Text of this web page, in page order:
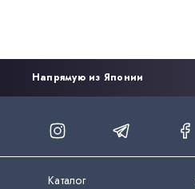
Напрямую из Японии
Каталог